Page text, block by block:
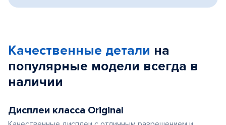
Качественные детали на
популярные модели всегда в
наличии
Дисплеи класса Original